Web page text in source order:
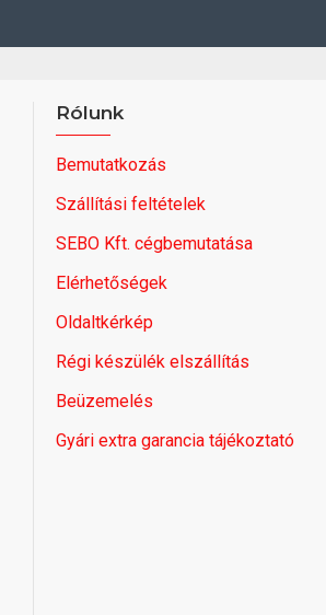
Rólunk
Bemutatkozás
Szállítási feltételek
SEBO Kft. cégbemutatása
Elérhetőségek
Oldaltkérkép
Régi készülék elszállítás
Beüzemelés
Gyári extra garancia tájékoztató